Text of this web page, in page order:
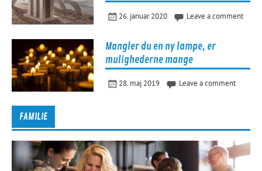
26. januar 2020 Leave a comment
Mangler du en ny lampe, er
mulighederne mange
28. maj 2019 Leave a comment
FAMILIE